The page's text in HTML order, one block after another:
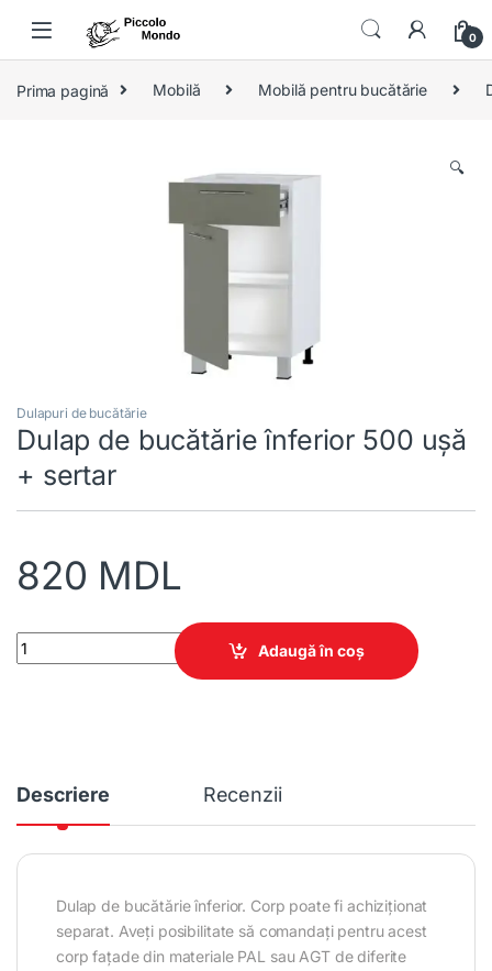
0
Prima pagină Mobilă Mobilă pentru bucătărie
🔍
Dulapuri de bucătărie
Dulap de bucătărie înferior 500 ușă
+ sertar
820 MDL
Dulap de bucătărie înferior 500 ușă + sertar quantity
Adaugă în coș
Descriere Recenzii
Dulap de bucătărie înferior. Corp poate fi achiziționat
separat. Aveți posibilitate să comandați pentru acest
corp fațade din materiale PAL sau AGT de diferite